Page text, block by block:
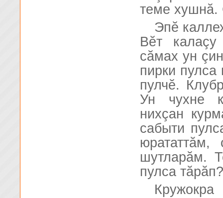
теме хушнă.
Эпĕ
Вĕт
сăмах ун
пирки
пулчĕ.
Ун чухне
нихçан
сабыти
шутларăм.
пулса тăрăп?